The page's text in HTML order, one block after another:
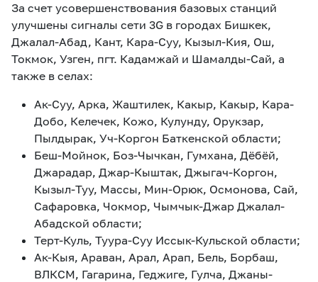
За счет усовершенствования базовых станций
улучшены сигналы сети 3G в городах Бишкек,
Джалал-Абад, Кант, Кара-Суу, Кызыл-Кия, Ош,
Токмок, Узген, пгт. Кадамжай и Шамалды-Сай, а
также в селах:
Ак-Суу, Арка, Жаштилек, Какыр, Какыр, Кара-
Добо, Келечек, Кожо, Кулунду, Орукзар,
Пылдырак, Уч-Коргон Баткенской области;
Беш-Мойнок, Боз-Чычкан, Гумхана, Дёбёй,
Джарадар, Джар-Кыштак, Джыгач-Коргон,
Кызыл-Туу, Массы, Мин-Орюк, Осмонова, Сай,
Сафаровка, Чокмор, Чымчык-Джар Джалал-
Абадской области;
Терт-Куль, Туура-Суу Иссык-Кульской области;
Ак-Кыя, Араван, Арал, Арап, Бель, Борбаш,
ВЛКСМ, Гагарина, Геджиге, Гулча, Джаны-